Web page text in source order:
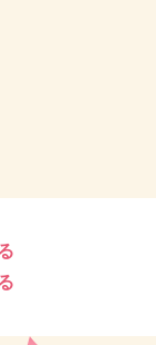
か分からな